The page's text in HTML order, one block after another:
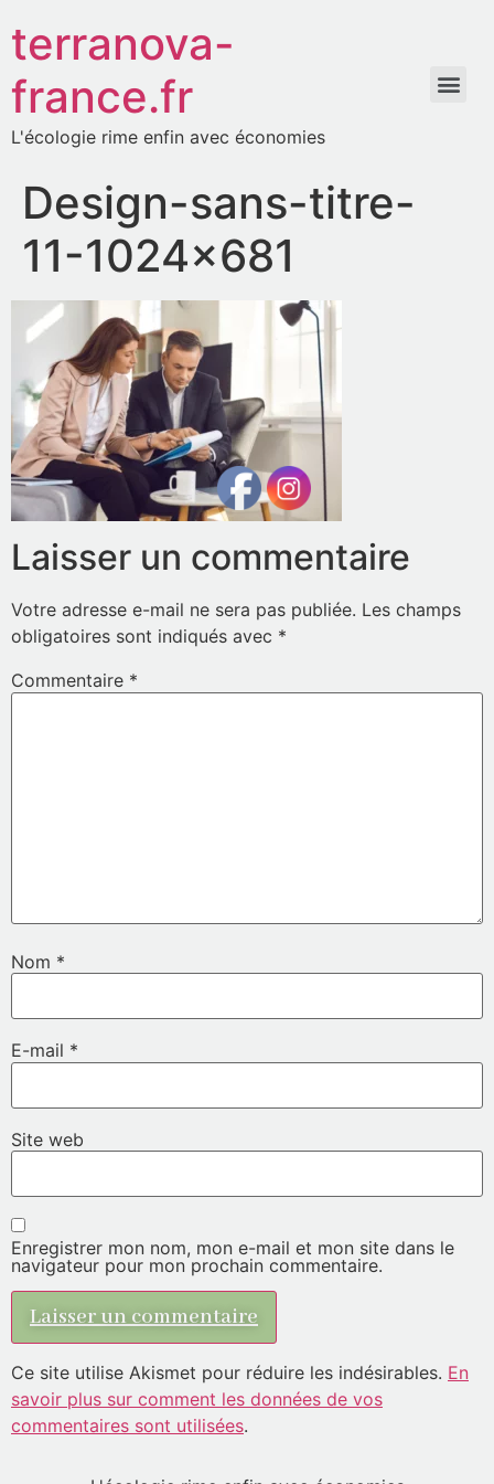
terranova-
france.fr
L'écologie rime enfin avec économies
Design-sans-titre-
11-1024×681
Laisser un commentaire
Votre adresse e-mail ne sera pas publiée. Les champs
obligatoires sont indiqués avec *
Commentaire *
Nom *
E-mail *
Site web
Enregistrer mon nom, mon e-mail et mon site dans le
navigateur pour mon prochain commentaire.
Ce site utilise Akismet pour réduire les indésirables. En
savoir plus sur comment les données de vos
commentaires sont utilisées.